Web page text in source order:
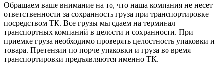
Обращаем ваше внимание на то, что наша компания не несет
ответственности за сохранность груза при транспортировке
посредством ТК. Все грузы мы сдаем на терминал
транспортных компаний в целости и сохранности. При
приемке груза необходимо проверять целостность упаковки и
товара. Претензии по порче упаковки и груза во время
транспортировки предъявляются именно ТК.